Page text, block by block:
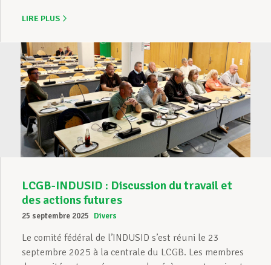
LIRE PLUS
LCGB-INDUSID : Discussion du travail et
des actions futures
25 septembre 2025 Divers
Le comité fédéral de l’INDUSID s’est réuni le 23
septembre 2025 à la centrale du LCGB. Les membres